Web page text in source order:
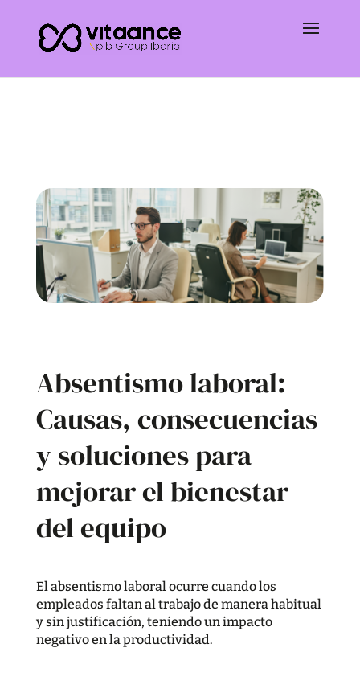
Absentismo laboral:
Causas, consecuencias
y soluciones para
mejorar el bienestar
del equipo
El absentismo laboral ocurre cuando los
empleados faltan al trabajo de manera habitual
y sin justificación, teniendo un impacto
negativo en la productividad.